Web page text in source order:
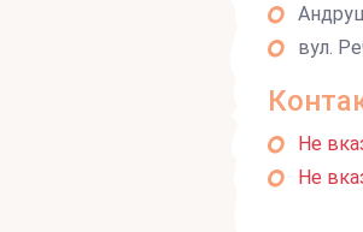
вул.
Не
Не